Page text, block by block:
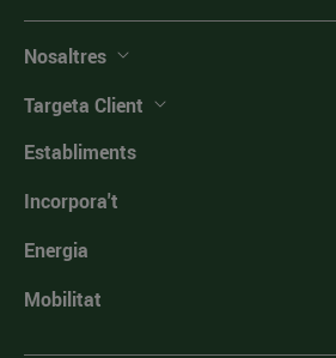
Nosaltres
Targeta Client
Establiments
Incorpora't
Energia
Mobilitat